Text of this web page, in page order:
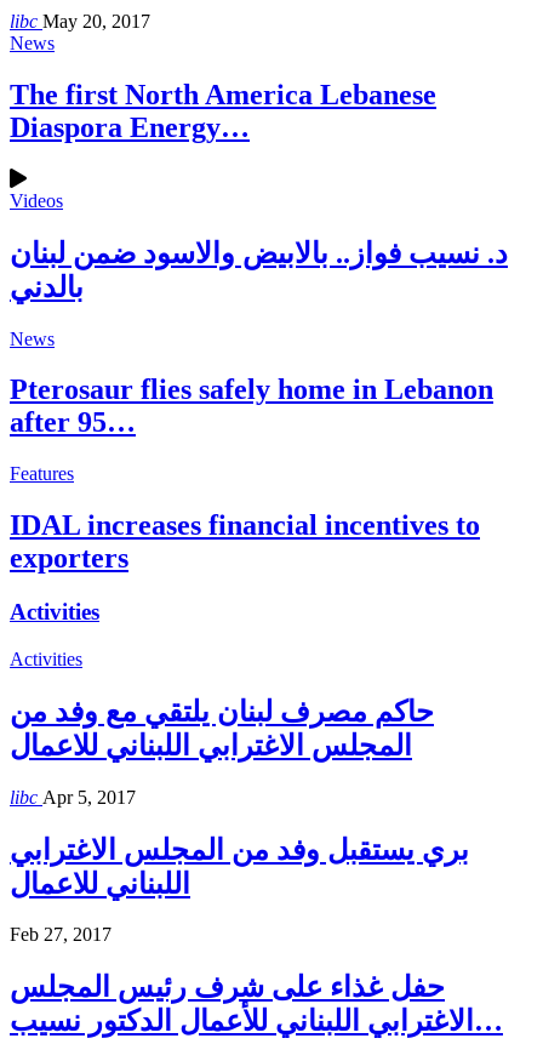
libc May 20, 2017
News
The first North America Lebanese
Diaspora Energy…
Videos
د. نسيب فواز.. بالابيض والاسود ضمن لبنان
بالدني
News
Pterosaur flies safely home in Lebanon
after 95…
Features
IDAL increases financial incentives to
exporters
Activities
Activities
حاكم مصرف لبنان يلتقي مع وفد من
المجلس الاغترابي اللبناني للاعمال
libc Apr 5, 2017
بري يستقبل وفد من المجلس الاغترابي
اللبناني للاعمال
Feb 27, 2017
حفل غذاء على شرف رئيس المجلس
الاغترابي اللبناني للأعمال الدكتور نسيب…